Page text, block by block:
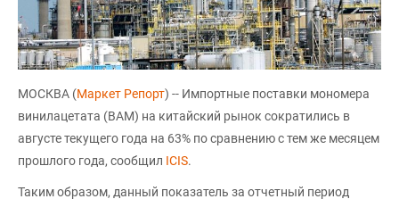
МОСКВА (Маркет Репорт) -- Импортные поставки мономера
винилацетата (ВАМ) на китайский рынок сократились в
августе текущего года на 63% по сравнению с тем же месяцем
прошлого года, сообщил ICIS.
Таким образом, данный показатель за отчетный период